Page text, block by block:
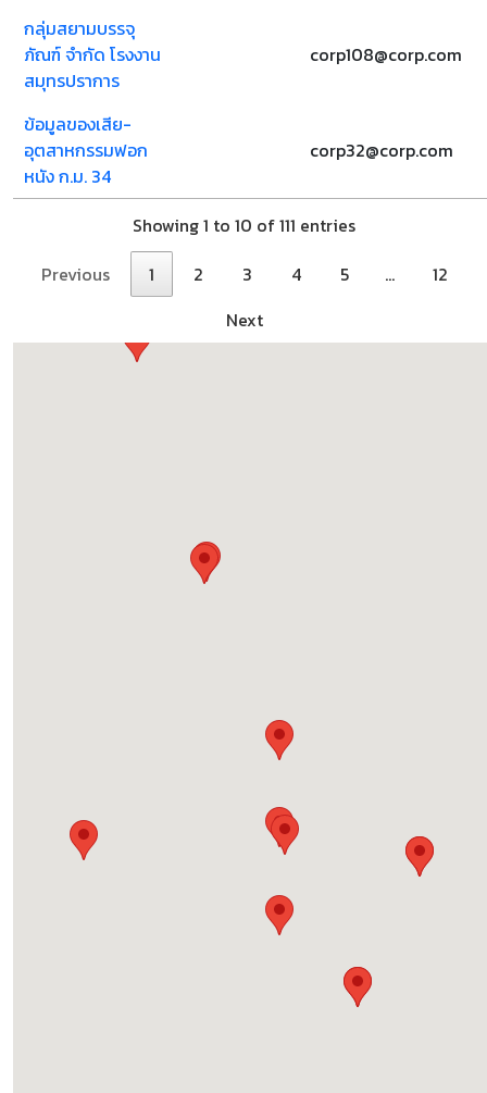
กลุ่มสยามบรรจุ
ภัณฑ์ จำกัด โรงงาน
สมุทรปราการ
corp108@corp.com
ข้อมูลของเสีย-
อุตสาหกรรมฟอก
หนัง ก.ม. 34
corp32@corp.com
Showing 1 to 10 of 111 entries
Previous
1 2 3 4 5 …
12
Next